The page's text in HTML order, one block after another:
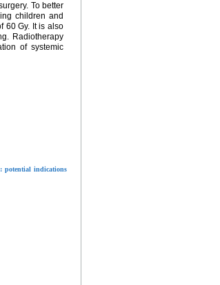
To better
children and
60 Gy. It is also
Radiotherapy
of systemic
potential indications